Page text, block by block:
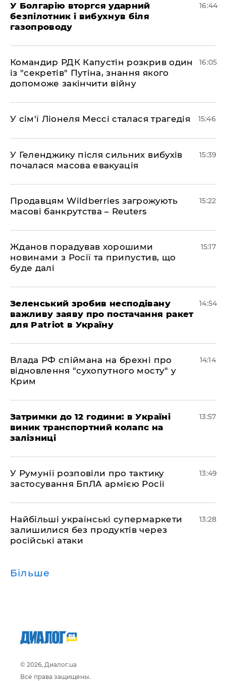
У Болгарію вторгся ударний
безпілотник і вибухнув біля
газопроводу
16:44
Командир РДК Капустін розкрив один
із "секретів" Путіна, знання якого
допоможе закінчити війну
16:05
У сім'ї Ліонеля Мессі сталася трагедія 15:46
У Геленджику після сильних вибухів
почалася масова евакуація
15:39
Продавцям Wildberries загрожують
масові банкрутства – Reuters
15:22
Жданов порадував хорошими
новинами з Росії та припустив, що
буде далі
15:17
Зеленський зробив несподівану
важливу заяву про постачання ракет
для Patriot в Україну
14:54
Влада РФ спіймана на брехні про
відновлення "сухопутного мосту" у
Крим
14:14
Затримки до 12 години: в Україні
виник транспортний колапс на
залізниці
13:57
У Румунії розповіли про тактику
застосування БпЛА армією Росії
13:49
Найбільші українські супермаркети
залишилися без продуктів через
російські атаки
13:28
Більше
© 2026, Диалог.ua
Все права защищены.